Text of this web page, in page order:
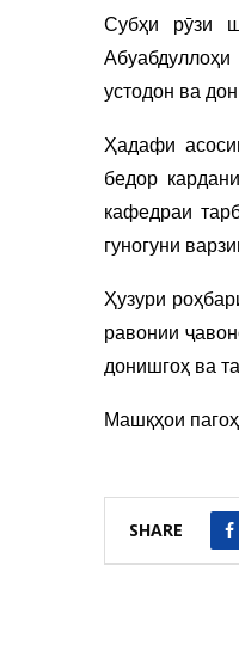
Субҳи рӯзи
Абуабдуллоҳи
устодон ва
Ҳадафи
бедор
кафедраи
гуногуни
Ҳузури
равонии
донишгоҳ ва
Машқҳои
SHARE